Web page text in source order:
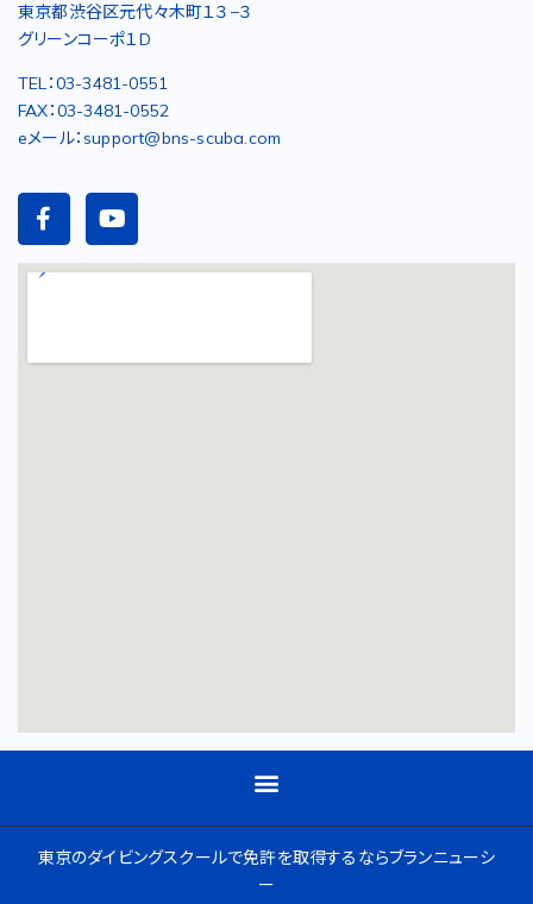
東京都渋谷区元代々木町１３−３
グリーンコーポ１D
TEL：03-3481-0551
FAX：03-3481-0552
eメール：support@bns-scuba.com
東京のダイビングスクールで免許を取得するならブランニューシ
ー